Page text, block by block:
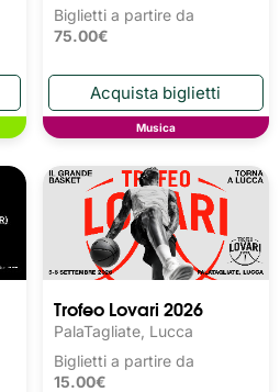
Biglietti a partire da
75.00€
Musica
Trofeo Lovari 2026
PalaTagliate, Lucca
Biglietti a partire da
15.00€